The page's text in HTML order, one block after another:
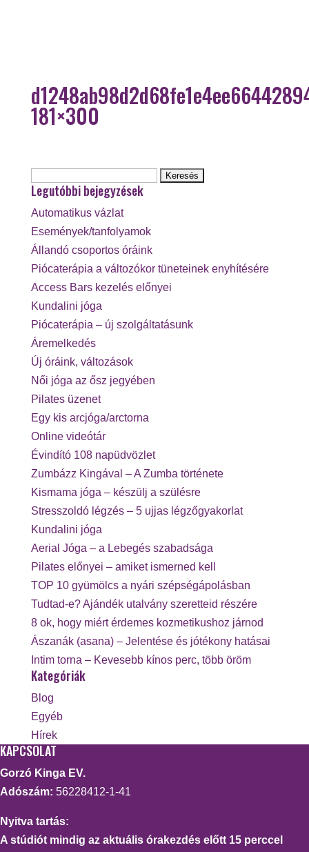
181×300
Legutóbbi bejegyzések
Automatikus vázlat
Események/tanfolyamok
Állandó csoportos óráink
Piócaterápia a változókor tüneteinek enyhítésére
Access Bars kezelés előnyei
Kundalini jóga
Piócaterápia – új szolgáltatásunk
Áremelkedés
Új óráink, változások
Női jóga az ősz jegyében
Pilates üzenet
Egy kis arcjóga/arctorna
Online videótár
Évindító 108 napüdvözlet
Zumbázz Kingával – A Zumba története
Kismama jóga – készülj a szülésre
Stresszoldó légzés – 5 ujjas légzőgyakorlat
Kundalini jóga
Aerial Jóga – a Lebegés szabadsága
Pilates előnyei – amiket ismerned kell
TOP 10 gyümölcs a nyári szépségápolásban
Tudtad-e? Ajándék utalvány szeretteid részére
8 ok, hogy miért érdemes kozmetikushoz járnod
Ászanák (asana) – Jelentése és jótékony hatásai
Intim torna – Kevesebb kínos perc, több öröm
Kategóriák
Blog
Egyéb
Hírek
KAPCSOLAT
Gorzó Kinga EV.
Adószám: 56228412-1-41
Nyitva tartás:
A stúdiót mindig az aktuális órakezdés előtt 15 perccel